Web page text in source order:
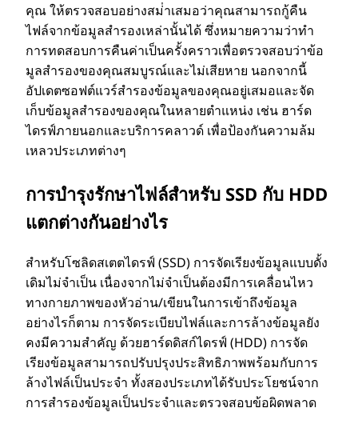
คุณ ให้ตรวจสอบอย่างสม่ําเสมอว่าคุณสามารถกู้คืน
ไฟล์จากข้อมูลสํารองเหล่านั้นได้ ซึ่งหมายความว่าทํา
การทดสอบการคืนค่าเป็นครั้งคราวเพื่อตรวจสอบว่าข้อ
มูลสํารองของคุณสมบูรณ์และไม่เสียหาย นอกจากนี้
อัปเดตซอฟต์แวร์สํารองข้อมูลของคุณอยู่เสมอและจัด
เก็บข้อมูลสํารองของคุณในหลายตําแหน่ง เช่น ฮาร์ด
ไดรฟ์ภายนอกและบริการคลาวด์ เพื่อป้องกันความล้ม
เหลวประเภทต่างๆ
การบํารุงรักษาไฟล์สําหรับ SSD กับ HDD
แตกต่างกันอย่างไร
สําหรับโซลิดสเตตไดรฟ์ (SSD) การจัดเรียงข้อมูลแบบดั้ง
เดิมไม่จําเป็น เนื่องจากไม่จําเป็นต้องมีการเคลื่อนไหว
ทางกายภาพของหัวอ่าน/เขียนในการเข้าถึงข้อมูล
อย่างไรก็ตาม การจัดระเบียบไฟล์และการล้างข้อมูลยัง
คงมีความสําคัญ ด้วยฮาร์ดดิสก์ไดรฟ์ (HDD) การจัด
เรียงข้อมูลสามารถปรับปรุงประสิทธิภาพพร้อมกับการ
ล้างไฟล์เป็นประจํา ทั้งสองประเภทได้รับประโยชน์จาก
การสํารองข้อมูลเป็นประจําและตรวจสอบข้อผิดพลาด